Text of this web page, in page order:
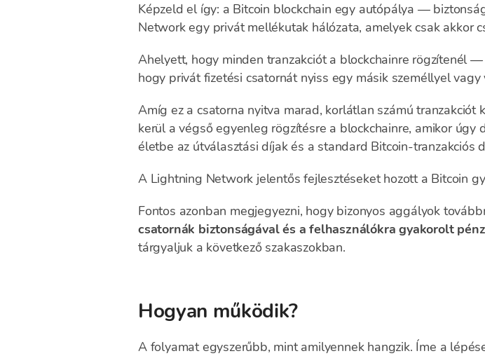
Képzeld el így: a Bitcoin blockchain egy autópálya —
Network egy privát mellékutak hálózata, amelyek csak akkor
Ahelyett, hogy minden tranzakciót a blockchainre rögzítenél
hogy privát fizetési csatornát nyiss egy másik személlyel vagy
Amíg ez a csatorna nyitva marad, korlátlan számú
kerül a végső egyenleg rögzítésre a blockchainre, amikor
életbe az útválasztási díjak és a standard Bitcoin-tranzakciós
A Lightning Network jelentős fejlesztéseket hozott a Bitcoin
Fontos azonban megjegyezni, hogy bizonyos aggályok
csatornák biztonságával és a felhasználókra gyakorolt
tárgyaljuk a következő szakaszokban.
Hogyan működik?
A folyamat egyszerűbb, mint amilyennek hangzik. Íme a